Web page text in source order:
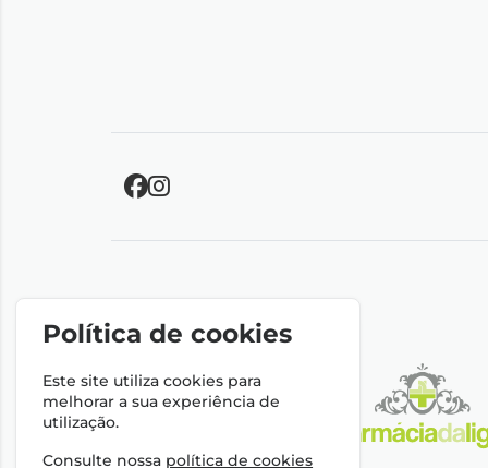
Política de cookies
Este site utiliza cookies para
melhorar a sua experiência de
utilização.
Consulte nossa política de cookies